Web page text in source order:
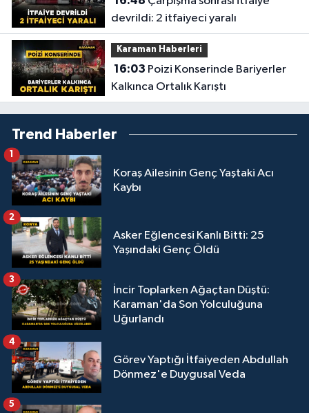
devrildi: 2 itfaiyeci yaralı
Karaman Haberleri
16:03
Kalkınca Ortalık Karıştı
Trend Haberler
Koraş Ailesinin Genç Yaştaki Acı
Kaybı
1
Asker Eğlencesi Kanlı Bitti: 25
Yaşındaki Genç Öldü
2
İncir Toplarken Ağaçtan Düştü:
Karaman'da Son Yolculuğuna
Uğurlandı
3
Görev Yaptığı İtfaiyeden Abdullah
Dönmez'e Duygusal Veda
4
5